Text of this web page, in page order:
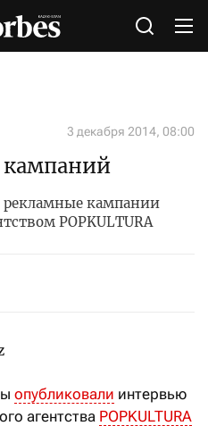
3 декабря 2014, 08:00
кампаний
кампании
POPKULTURA
опубликовали интервью
агентства POPKULTURA